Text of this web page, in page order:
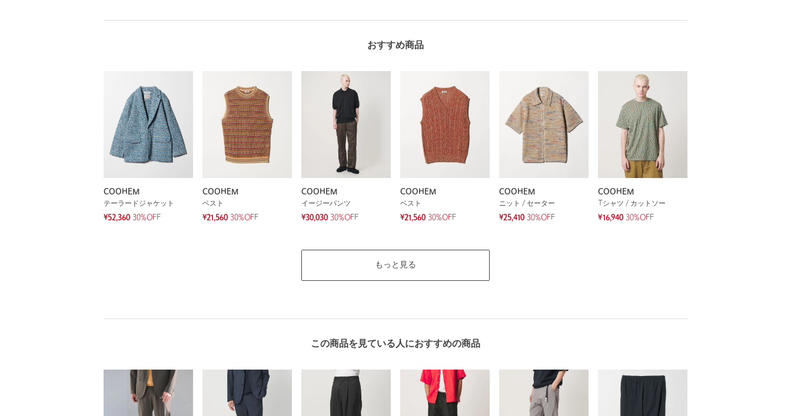
おすすめ商品
COOHEM
テーラードジャケット
¥52,360 30%OFF
COOHEM
ベスト
¥21,560 30%OFF
COOHEM
イージーパンツ
¥30,030 30%OFF
COOHEM
ベスト
¥21,560 30%OFF
COOHEM
ニット / セーター
¥25,410 30%OFF
COOHEM
Tシャツ / カットソー
¥16,940 30%OFF
もっと見る
この商品を見ている人におすすめの商品